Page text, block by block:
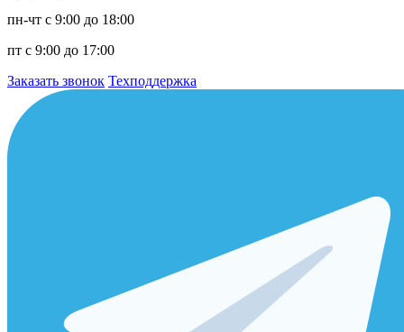
пн-чт с 9:00 до 18:00
пт с 9:00 до 17:00
Заказать звонок Техподдержка